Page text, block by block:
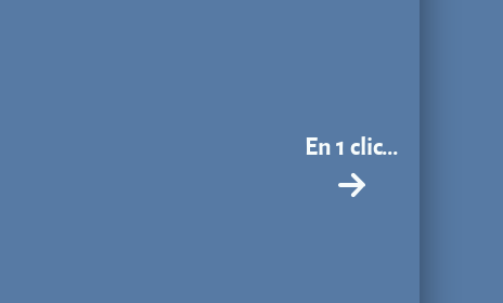
En 1 clic...